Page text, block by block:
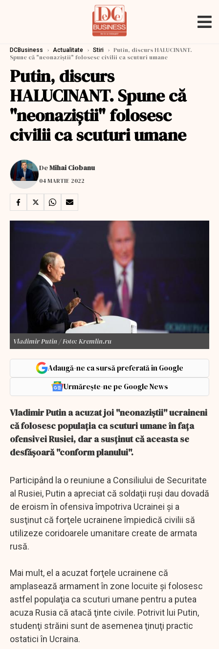
DCBusiness › Actualitate › Stiri › Putin, discurs HALUCINANT.
Spune că "neonaziştii" folosesc civilii ca scuturi umane
Putin, discurs
HALUCINANT. Spune că
"neonaziştii" folosesc
civilii ca scuturi umane
DeMihai Ciobanu
04 MARTIE 2022
Vladimir Putin / Foto: Kremlin.ru
Adaugă-ne ca sursă preferată în Google
Urmărește-ne pe Google News
Vladimir Putin a acuzat joi ''neonaziştii'' ucraineni
că folosesc populaţia ca scuturi umane în faţa
ofensivei Rusiei, dar a susţinut că aceasta se
desfăşoară ''conform planului''.
Participând la o reuniune a Consiliului de Securitate
al Rusiei, Putin a apreciat că soldaţii ruşi dau dovadă
de eroism în ofensiva împotriva Ucrainei şi a
susţinut că forţele ucrainene împiedică civilii să
utilizeze coridoarele umanitare create de armata
rusă.
Mai mult, el a acuzat forţele ucrainene că
amplasează armament în zone locuite şi folosesc
astfel populaţia ca scuturi umane pentru a putea
acuza Rusia că atacă ţinte civile. Potrivit lui Putin,
studenţi străini sunt de asemenea ţinuţi practic
ostatici în Ucraina.